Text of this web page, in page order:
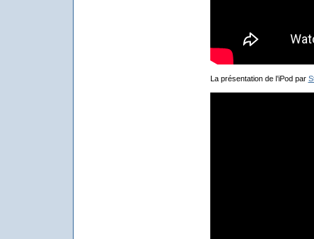
La présentation de l’iPod par